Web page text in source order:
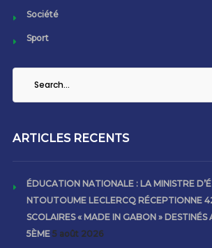
Société
Sport
ARTICLES RECENTS
ÉDUCATION NATIONALE : LA MINISTRE
NTOUTOUME LECLERCQ RÉCEPTIONNE
SCOLAIRES « MADE IN GABON » DESTINÉS
5ÈME 5 août 2026